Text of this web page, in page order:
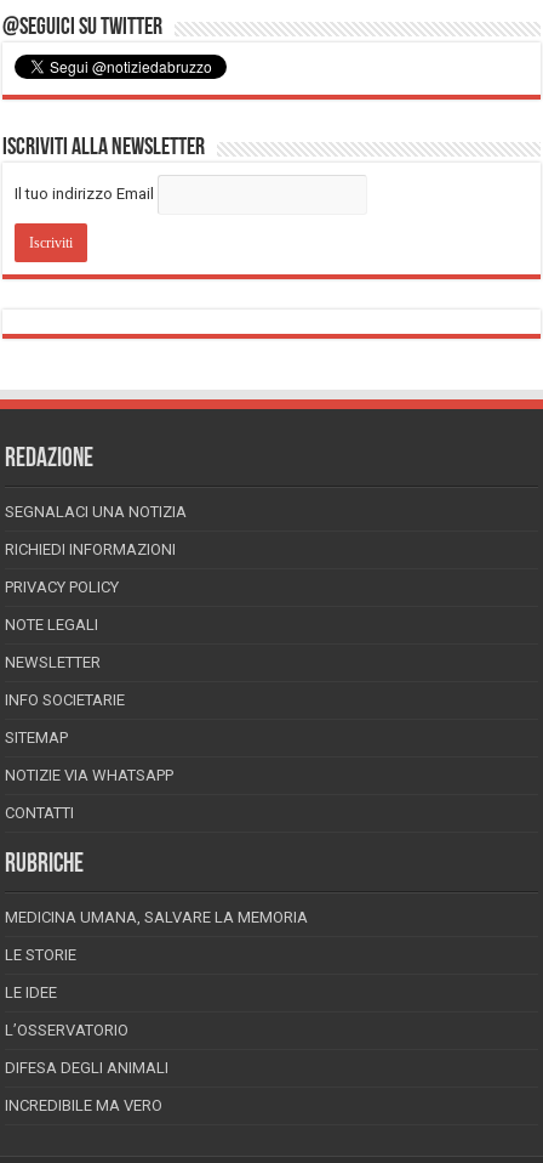
@Seguici su Twitter
Iscriviti alla Newsletter
Il tuo indirizzo Email
REDAZIONE
SEGNALACI UNA NOTIZIA
RICHIEDI INFORMAZIONI
PRIVACY POLICY
NOTE LEGALI
NEWSLETTER
INFO SOCIETARIE
SITEMAP
NOTIZIE VIA WHATSAPP
CONTATTI
RUBRICHE
MEDICINA UMANA, SALVARE LA MEMORIA
LE STORIE
LE IDEE
L’OSSERVATORIO
DIFESA DEGLI ANIMALI
INCREDIBILE MA VERO